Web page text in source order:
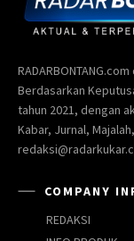
Berdasarkan
tahun 2021, dengan
Kabar, Jurnal,
COMPANY
REDAKSI